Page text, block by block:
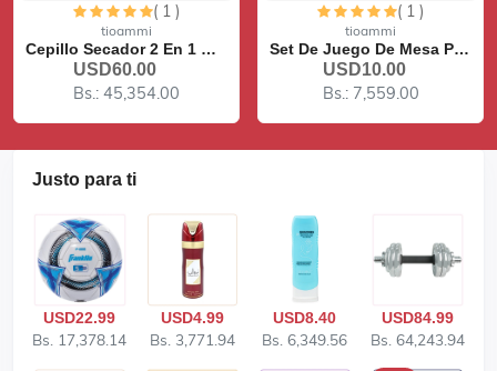
Lo siento, este artículo está agotado
( 1 )
tioammi
Set De Juego De Mesa Ping...
USD10.00
Bs.: 7,559.00
Lo siento, este artículo está agotado
( 1 )
tioammi
Audífonos Alámbricos Cone...
USD5.00
Bs.: 3,779.50
Justo para ti
USD22.99
Bs. 17,378.14
USD4.99
Bs. 3,771.94
USD8.40
Bs. 6,349.56
USD84.99
Bs. 64,243.94